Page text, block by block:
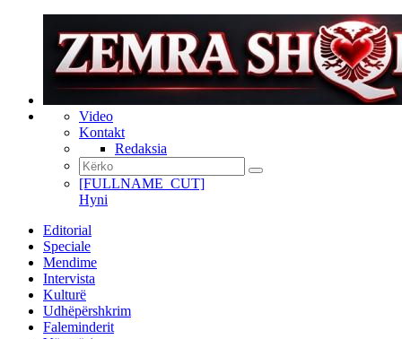
Video
Kontakt
Redaksia
[FULLNAME_CUT]
Hyni
Editorial
Speciale
Mendime
Intervista
Kulturë
Udhëpërshkrim
Faleminderit